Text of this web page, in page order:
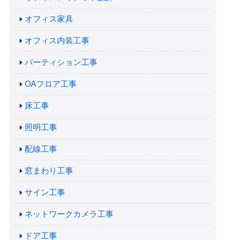
オフィス家具
オフィス内装工事
パーティション工事
OAフロア工事
床工事
照明工事
配線工事
窓まわり工事
サイン工事
ネットワークカメラ工事
ドア工事